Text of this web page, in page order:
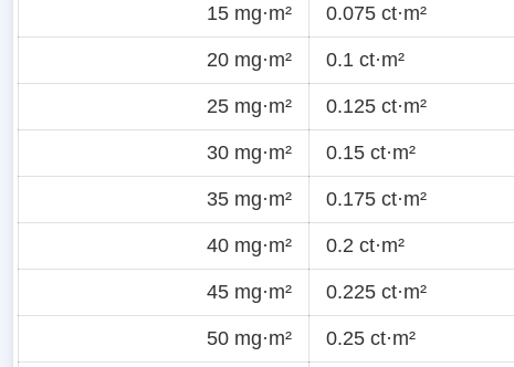
15 mg·m² 0.075 ct·m²
20 mg·m² 0.1 ct·m²
25 mg·m² 0.125 ct·m²
30 mg·m² 0.15 ct·m²
35 mg·m² 0.175 ct·m²
40 mg·m² 0.2 ct·m²
45 mg·m² 0.225 ct·m²
50 mg·m² 0.25 ct·m²